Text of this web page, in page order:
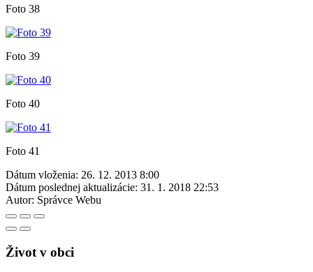
Foto 38
Foto 39
Foto 40
Foto 41
Dátum vloženia: 26. 12. 2013 8:00
Dátum poslednej aktualizácie: 31. 1. 2018 22:53
Autor: Správce Webu
Život v obci